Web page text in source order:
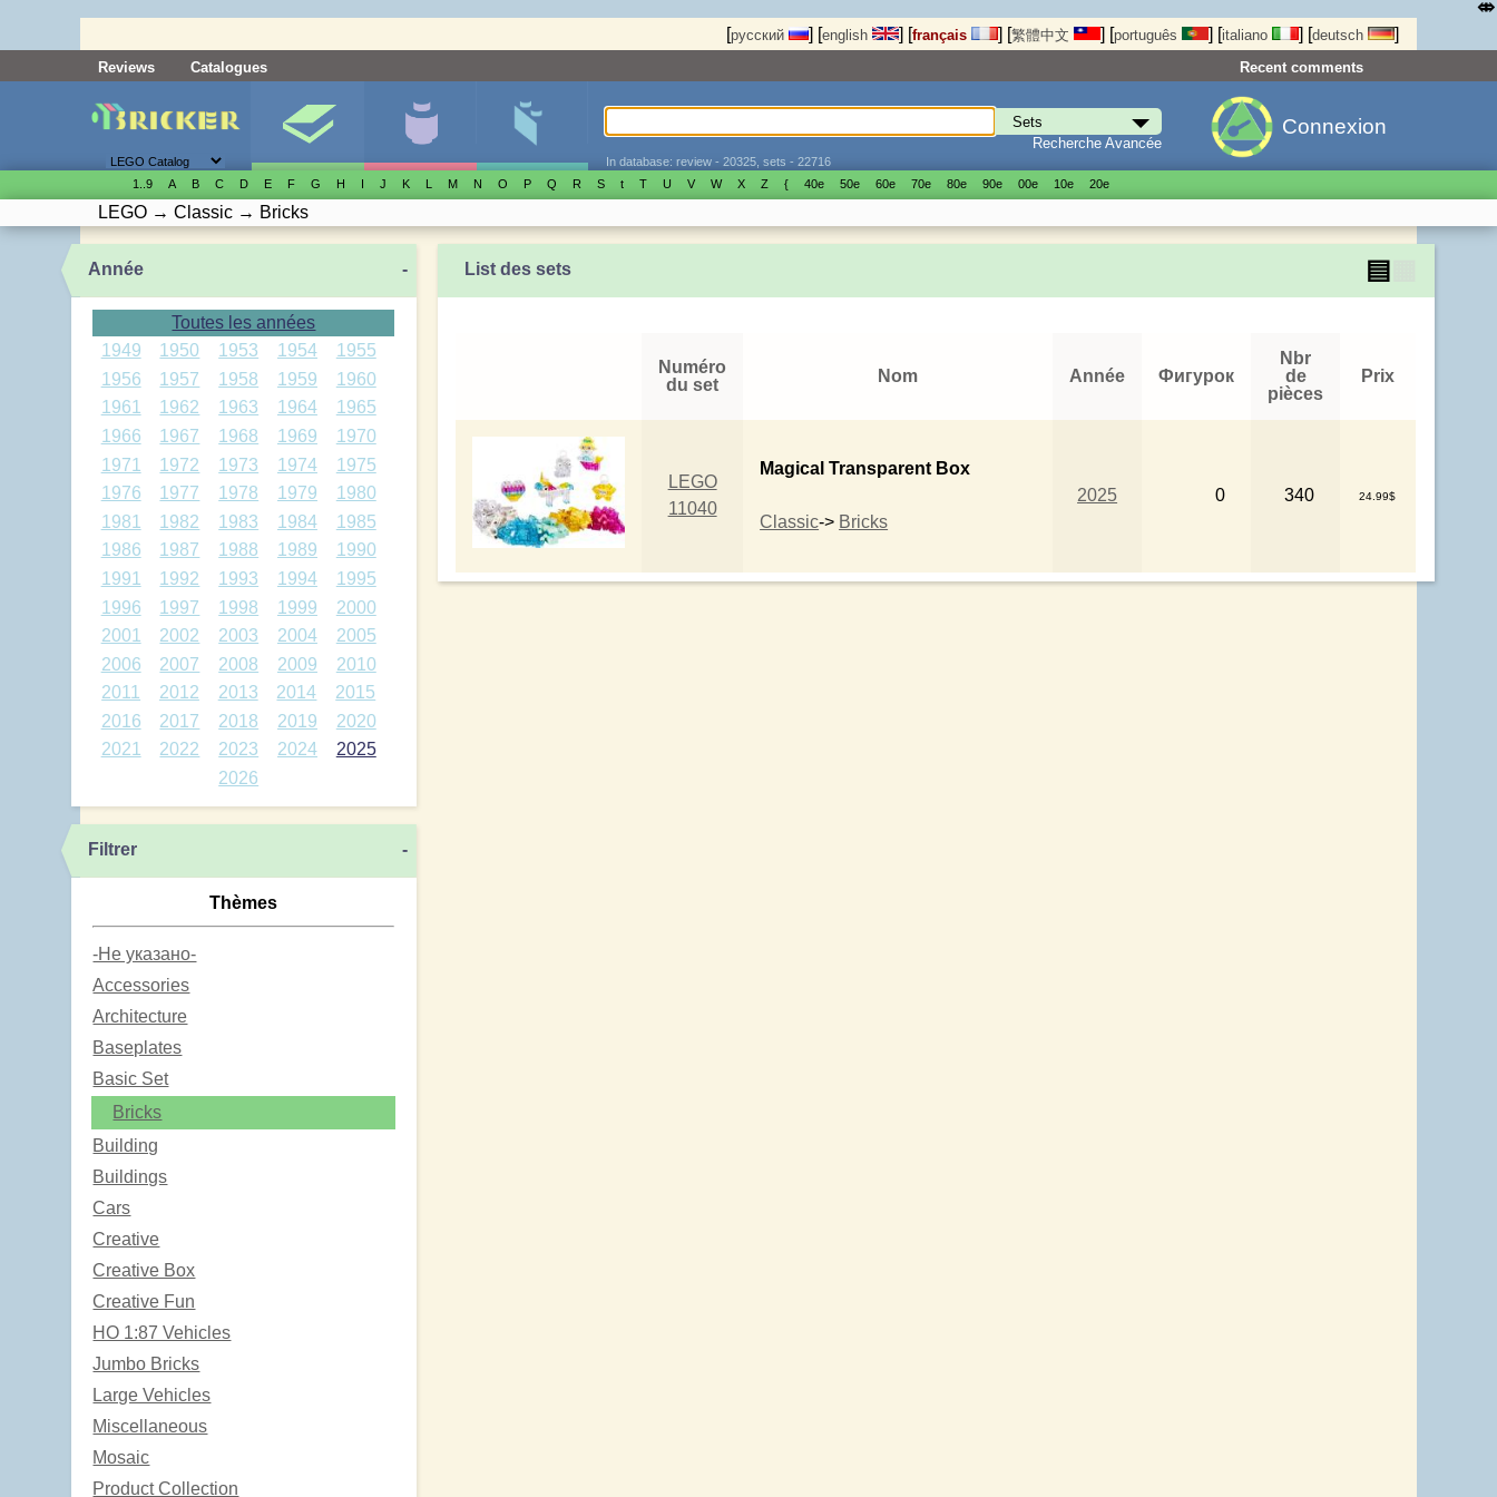
[русский ] [english ] [français ] [繁體中文 ] [português ] [italiano ] [deutsch ]
Reviews Catalogues Recent comments
Recherche Avancée
In database: review - 20325, sets - 22716
Connexion
1..9 A B C D E F G H I J K L M N O P Q R S t T U V W X Z { 40е 50е 60е 70е 80е 90е 00е 10е 20е
LEGO → Classic → Bricks
Année -
Toutes les années
1949
1950 1953 1954
1955
1956
1957 1958 1959
1960
1961
1962 1963 1964
1965
1966
1967 1968 1969
1970
1971
1972 1973 1974
1975
1976
1977 1978 1979
1980
1981
1982 1983 1984
1985
1986
1987 1988 1989
1990
1991
1992 1993 1994
1995
1996
1997 1998 1999
2000
2001
2002 2003 2004
2005
2006
2007 2008 2009
2010
2011
2012 2013 2014
2015
2016
2017 2018 2019
2020
2021
2022 2023 2024
2025
2026
Filtrer -
Thèmes
-Не указано-
Accessories
Architecture
Baseplates
Basic Set
Bricks
Building
Buildings
Cars
Creative
Creative Box
Creative Fun
HO 1:87 Vehicles
Jumbo Bricks
Large Vehicles
Miscellaneous
Mosaic
Product Collection
List des sets ▤
Numéro
du set
Nom Année Фигурок
Nbr
de
pièces
Prix
LEGO
11040
Magical Transparent Box
Classic-> Bricks
2025 0 340 24.99$
⤄